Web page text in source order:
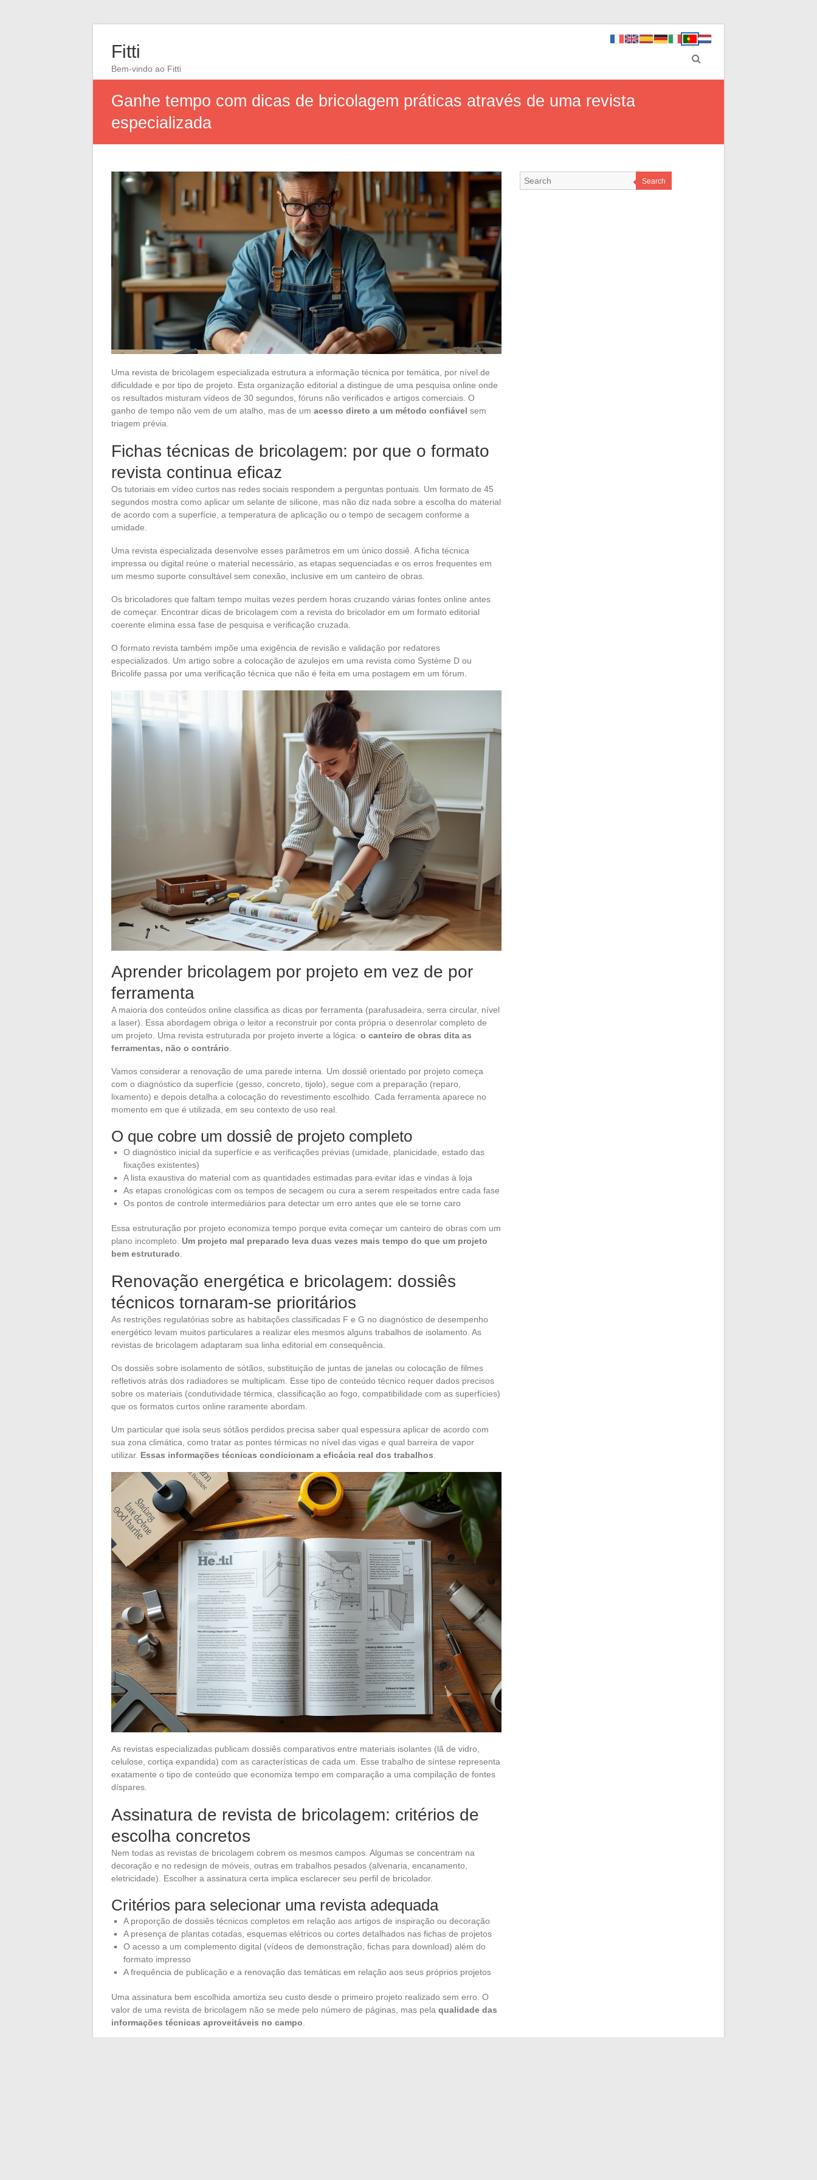
Fitti
Bem-vindo ao Fitti
Ganhe tempo com dicas de bricolagem práticas através de uma revista
especializada
Uma revista de bricolagem especializada estrutura a informação técnica por temática, por nível de
dificuldade e por tipo de projeto. Esta organização editorial a distingue de uma pesquisa online onde
os resultados misturam vídeos de 30 segundos, fóruns não verificados e artigos comerciais. O
ganho de tempo não vem de um atalho, mas de um acesso direto a um método confiável sem
triagem prévia.
Fichas técnicas de bricolagem: por que o formato
revista continua eficaz
Os tutoriais em vídeo curtos nas redes sociais respondem a perguntas pontuais. Um formato de 45
segundos mostra como aplicar um selante de silicone, mas não diz nada sobre a escolha do material
de acordo com a superfície, a temperatura de aplicação ou o tempo de secagem conforme a
umidade.
Uma revista especializada desenvolve esses parâmetros em um único dossiê. A ficha técnica
impressa ou digital reúne o material necessário, as etapas sequenciadas e os erros frequentes em
um mesmo suporte consultável sem conexão, inclusive em um canteiro de obras.
Os bricoladores que faltam tempo muitas vezes perdem horas cruzando várias fontes online antes
de começar. Encontrar dicas de bricolagem com a revista do bricolador em um formato editorial
coerente elimina essa fase de pesquisa e verificação cruzada.
O formato revista também impõe uma exigência de revisão e validação por redatores
especializados. Um artigo sobre a colocação de azulejos em uma revista como Système D ou
Bricolife passa por uma verificação técnica que não é feita em uma postagem em um fórum.
Aprender bricolagem por projeto em vez de por
ferramenta
A maioria dos conteúdos online classifica as dicas por ferramenta (parafusadeira, serra circular, nível
a laser). Essa abordagem obriga o leitor a reconstruir por conta própria o desenrolar completo de
um projeto. Uma revista estruturada por projeto inverte a lógica: o canteiro de obras dita as
ferramentas, não o contrário
Vamos considerar a renovação de uma parede interna. Um dossiê orientado por projeto começa
com o diagnóstico da superfície (gesso, concreto, tijolo), segue com a preparação (reparo,
lixamento) e depois detalha a colocação do revestimento escolhido. Cada ferramenta aparece no
momento em que é utilizada, em seu contexto de uso real.
O que cobre um dossiê de projeto completo
O diagnóstico inicial da superfície e as verificações prévias (umidade, planicidade, estado das
fixações existentes)
A lista exaustiva do material com as quantidades estimadas para evitar idas e vindas à loja
As etapas cronológicas com os tempos de secagem ou cura a serem respeitados entre cada fase
Os pontos de controle intermediários para detectar um erro antes que ele se torne caro
Essa estruturação por projeto economiza tempo porque evita começar um canteiro de obras com um
plano incompleto. Um projeto mal preparado leva duas vezes mais tempo do que um projeto
bem estruturado
Renovação energética e bricolagem: dossiês
técnicos tornaram-se prioritários
As restrições regulatórias sobre as habitações classificadas F e G no diagnóstico de desempenho
energético levam muitos particulares a realizar eles mesmos alguns trabalhos de isolamento. As
revistas de bricolagem adaptaram sua linha editorial em consequência.
Os dossiês sobre isolamento de sótãos, substituição de juntas de janelas ou colocação de filmes
refletivos atrás dos radiadores se multiplicam. Esse tipo de conteúdo técnico requer dados precisos
sobre os materiais (condutividade térmica, classificação ao fogo, compatibilidade com as superfícies)
que os formatos curtos online raramente abordam.
Um particular que isola seus sótãos perdidos precisa saber qual espessura aplicar de acordo com
sua zona climática, como tratar as pontes térmicas no nível das vigas e qual barreira de vapor
utilizar. Essas informações técnicas condicionam a eficácia real dos trabalhos
As revistas especializadas publicam dossiês comparativos entre materiais isolantes (lã de vidro,
celulose, cortiça expandida) com as características de cada um. Esse trabalho de síntese representa
exatamente o tipo de conteúdo que economiza tempo em comparação a uma compilação de fontes
díspares.
Assinatura de revista de bricolagem: critérios de
escolha concretos
Nem todas as revistas de bricolagem cobrem os mesmos campos. Algumas se concentram na
decoração e no redesign de móveis, outras em trabalhos pesados (alvenaria, encanamento,
eletricidade). Escolher a assinatura certa implica esclarecer seu perfil de bricolador.
Critérios para selecionar uma revista adequada
A proporção de dossiês técnicos completos em relação aos artigos de inspiração ou decoração
A presença de plantas cotadas, esquemas elétricos ou cortes detalhados nas fichas de projetos
O acesso a um complemento digital (vídeos de demonstração, fichas para download) além do
formato impresso
A frequência de publicação e a renovação das temáticas em relação aos seus próprios projetos
Uma assinatura bem escolhida amortiza seu custo desde o primeiro projeto realizado sem erro. O
valor de uma revista de bricolagem não se mede pelo número de páginas, mas pela qualidade das
informações técnicas aproveitáveis no campo
Search